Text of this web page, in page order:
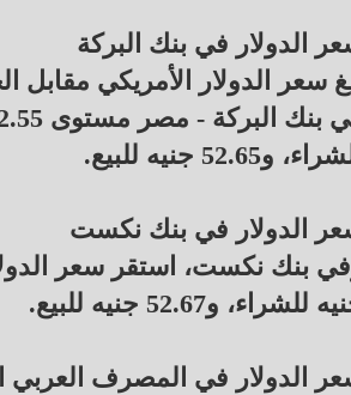
الدولار في بنك البركة
سعر الدولار الأمريكي مقابل
و52.65 جنيه للبيع.
الدولار في بنك نكست
للشراء، و52.67 جنيه للبيع.
الدولار في المصرف العربي